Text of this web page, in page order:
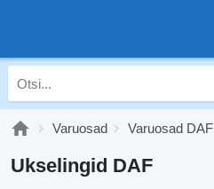
Varuosad Varuosad DAF
Ukselingid DAF